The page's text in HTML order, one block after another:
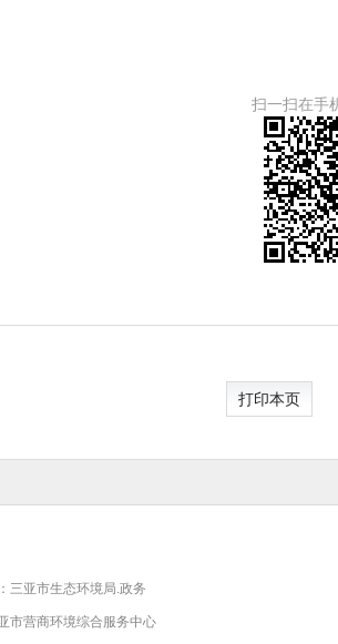
扫一扫在手
打印本页
三亚市生态环境局.政务
市营商环境综合服务中心